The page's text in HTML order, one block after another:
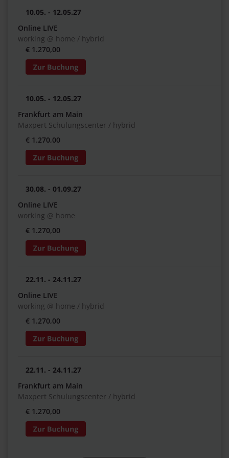
10.05. - 12.05.27
Online LIVE
working @ home / hybrid
€ 1.270,00
10.05. - 12.05.27
Frankfurt am Main
Maxpert Schulungscenter / hybrid
€ 1.270,00
30.08. - 01.09.27
Online LIVE
working @ home
€ 1.270,00
22.11. - 24.11.27
Online LIVE
working @ home / hybrid
€ 1.270,00
22.11. - 24.11.27
Frankfurt am Main
Maxpert Schulungscenter / hybrid
€ 1.270,00